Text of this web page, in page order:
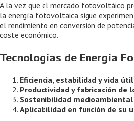
A la vez que el mercado fotovoltáico
la energía fotovoltaica sigue
el rendimiento en conversión de
coste económico.
Tecnologías de Energía
Eficiencia, estabilidad y vida
Productividad y fabricación de
Sostenibilidad medioambiental
Aplicabilidad en función de su